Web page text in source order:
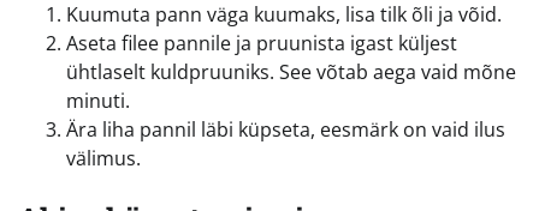
Kuumuta pann väga kuumaks, lisa tilk õli ja võid.
Aseta filee pannile ja pruunista igast küljest
ühtlaselt kuldpruuniks. See võtab aega vaid mõne
minuti.
Ära liha pannil läbi küpseta, eesmärk on vaid ilus
välimus.